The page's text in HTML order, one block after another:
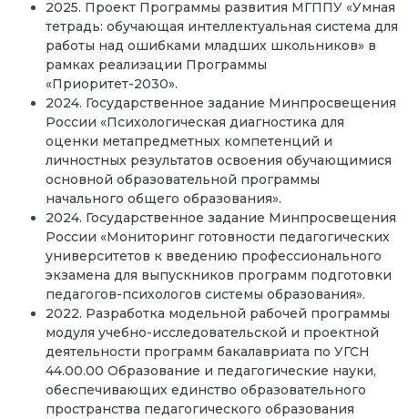
2025. Проект Программы развития МГППУ «Умная
тетрадь: обучающая интеллектуальная система для
работы над ошибками младших школьников» в
рамках реализации Программы
«Приоритет-2030».
2024. Государственное задание Минпросвещения
России «Психологическая диагностика для
оценки метапредметных компетенций и
личностных результатов освоения обучающимися
основной образовательной программы
начального общего образования».
2024. Государственное задание Минпросвещения
России «Мониторинг готовности педагогических
университетов к введению профессионального
экзамена для выпускников программ подготовки
педагогов-психологов системы образования».
2022. Разработка модельной рабочей программы
модуля учебно-исследовательской и проектной
деятельности программ бакалавриата по УГСН
44.00.00 Образование и педагогические науки,
обеспечивающих единство образовательного
пространства педагогического образования